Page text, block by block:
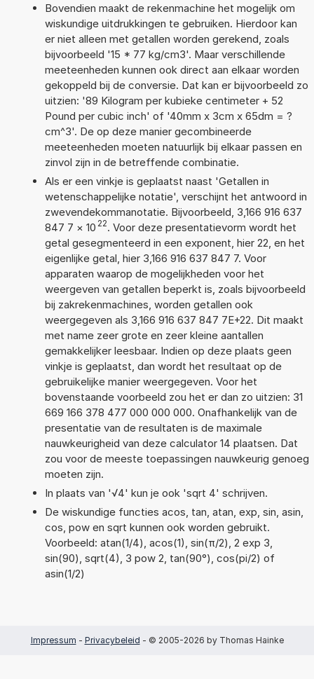
Bovendien maakt de rekenmachine het mogelijk om
wiskundige uitdrukkingen te gebruiken. Hierdoor kan
er niet alleen met getallen worden gerekend, zoals
bijvoorbeeld '15 * 77 kg/cm3'. Maar verschillende
meeteenheden kunnen ook direct aan elkaar worden
gekoppeld bij de conversie. Dat kan er bijvoorbeeld zo
uitzien: '89 Kilogram per kubieke centimeter + 52
Pound per cubic inch' of '40mm x 3cm x 65dm = ?
cm^3'. De op deze manier gecombineerde
meeteenheden moeten natuurlijk bij elkaar passen en
zinvol zijn in de betreffende combinatie.
Als er een vinkje is geplaatst naast 'Getallen in
wetenschappelijke notatie', verschijnt het antwoord in
zwevendekommanotatie. Bijvoorbeeld, 3,166 916 637
847 7 × 10 22. Voor deze presentatievorm wordt het
getal gesegmenteerd in een exponent, hier 22, en het
eigenlijke getal, hier 3,166 916 637 847 7. Voor
apparaten waarop de mogelijkheden voor het
weergeven van getallen beperkt is, zoals bijvoorbeeld
bij zakrekenmachines, worden getallen ook
weergegeven als 3,166 916 637 847 7E+22. Dit maakt
met name zeer grote en zeer kleine aantallen
gemakkelijker leesbaar. Indien op deze plaats geen
vinkje is geplaatst, dan wordt het resultaat op de
gebruikelijke manier weergegeven. Voor het
bovenstaande voorbeeld zou het er dan zo uitzien: 31
669 166 378 477 000 000 000. Onafhankelijk van de
presentatie van de resultaten is de maximale
nauwkeurigheid van deze calculator 14 plaatsen. Dat
zou voor de meeste toepassingen nauwkeurig genoeg
moeten zijn.
In plaats van '√4' kun je ook 'sqrt 4' schrijven.
De wiskundige functies acos, tan, atan, exp, sin, asin,
cos, pow en sqrt kunnen ook worden gebruikt.
Voorbeeld: atan(1/4), acos(1), sin(π/2), 2 exp 3,
sin(90), sqrt(4), 3 pow 2, tan(90°), cos(pi/2) of
asin(1/2)
Impressum - Privacybeleid - © 2005-2026 by Thomas Hainke